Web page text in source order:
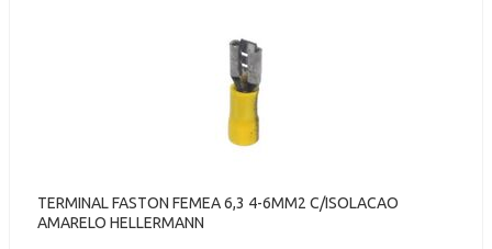
TERMINAL FASTON FEMEA 6,3 4-6MM2 C/ISOLACAO
AMARELO HELLERMANN